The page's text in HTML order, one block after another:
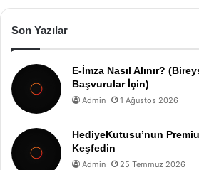
Son Yazılar
E-İmza Nasıl Alınır?
Başvurular İçin)
Admin 1 Ağustos 2026
HediyeKutusu’nun
Keşfedin
Admin 25 Temmuz 2026